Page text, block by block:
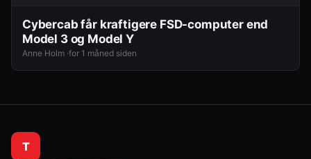
Cybercab får kraftigere FSD-computer end
Model 3 og Model Y
Anne Holm ·for 1 måned siden
T